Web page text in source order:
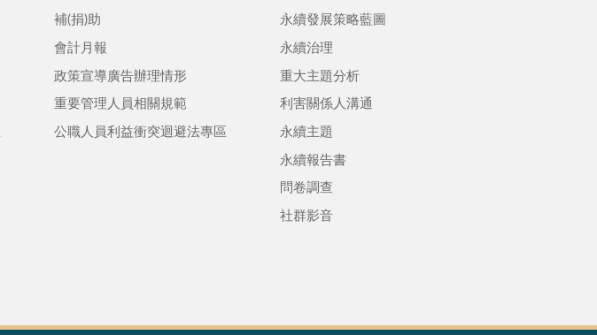
補(捐)助
會計月報
政策宣導廣告辦理情形
重要管理人員相關規範
公職人員利益衝突迴避法專區
永續發展策略藍圖
永續治理
重大主題分析
利害關係人溝通
永續主題
永續報告書
問卷調查
社群影音